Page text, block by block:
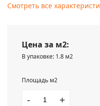
Смотреть все
Цена за м2:
В упаковке: 1.8 м2
Площадь м2
- +